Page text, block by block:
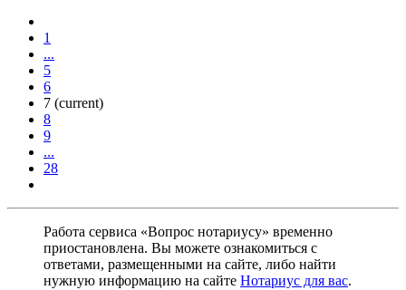
1
...
5
6
7 (current)
8
9
...
28
Работа сервиса «Вопрос нотариусу» временно
приостановлена. Вы можете ознакомиться с
ответами, размещенными на сайте, либо найти
нужную информацию на сайте Нотариус для вас.